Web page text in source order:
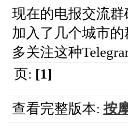
现在的电报交流
加入了几个城市
多关注这种
页: [1]
查看完整版本:按